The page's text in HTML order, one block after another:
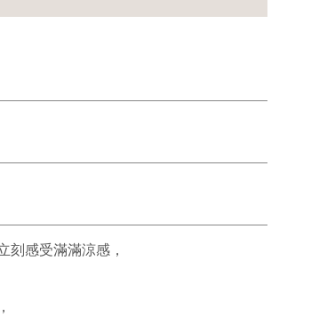
刻感受滿滿涼感，